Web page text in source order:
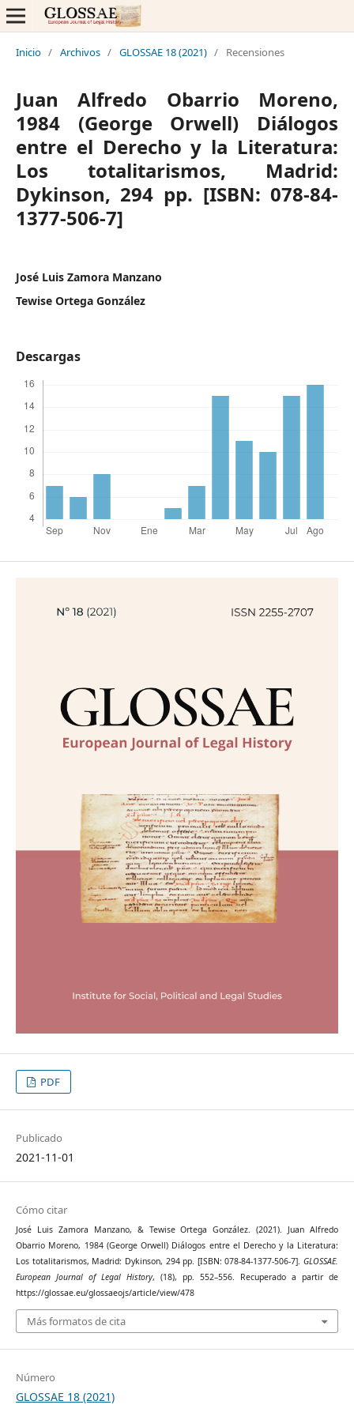
Inicio / Archivos / GLOSSAE 18 (2021) / Recensiones
Juan Alfredo Obarrio Moreno,
1984 (George Orwell) Diálogos
entre el Derecho y la Literatura:
Los totalitarismos, Madrid:
Dykinson, 294 pp. [ISBN: 078-84-
1377-506-7]
José Luis Zamora Manzano
Tewise Ortega González
Descargas
PDF
Publicado
2021-11-01
Cómo citar
José Luis Zamora Manzano, & Tewise Ortega González. (2021). Juan Alfredo
Obarrio Moreno, 1984 (George Orwell) Diálogos entre el Derecho y la Literatura:
Los totalitarismos, Madrid: Dykinson, 294 pp. [ISBN: 078-84-1377-506-7].GLOSSAE.
European Journal of Legal History, (18), pp. 552–556. Recuperado a partir de
https://glossae.eu/glossaeojs/article/view/478
Más formatos de cita
Número
GLOSSAE 18 (2021)